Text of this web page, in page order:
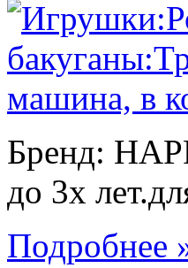
Бренд:
до 3х
Подробнее